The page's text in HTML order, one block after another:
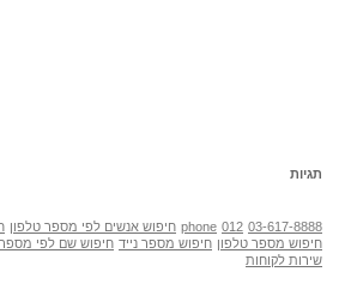
תגיות
03-617-8888
012
phone חיפוש אנשים לפי מספר טלפון
חיפוש מספר טלפון חיפוש מספר נייד חיפוש שם לפי מספר
שירות לקוחות